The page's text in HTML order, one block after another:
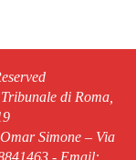
di Roma,
Simone – Via